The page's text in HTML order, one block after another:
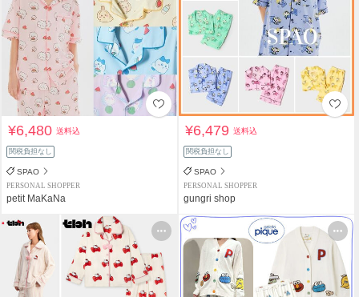
¥6,480送料込
関税負担なし
SPAO
PERSONAL SHOPPER
petit MaKaNa
¥6,479送料込
関税負担なし
SPAO
PERSONAL SHOPPER
gungri shop